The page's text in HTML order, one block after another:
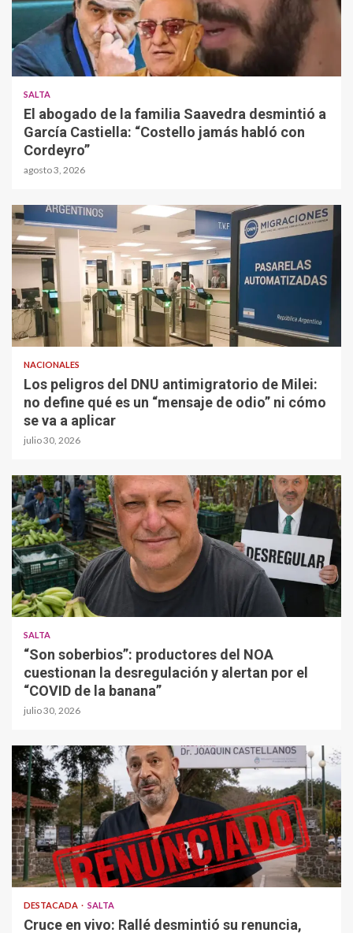
SALTA
El abogado de la familia Saavedra desmintió a
García Castiella: “Costello jamás habló con
Cordeyro”
agosto 3, 2026
NACIONALES
Los peligros del DNU antimigratorio de Milei:
no define qué es un “mensaje de odio” ni cómo
se va a aplicar
julio 30, 2026
SALTA
“Son soberbios”: productores del NOA
cuestionan la desregulación y alertan por el
“COVID de la banana”
julio 30, 2026
DESTACADA SALTA
Cruce en vivo: Rallé desmintió su renuncia,